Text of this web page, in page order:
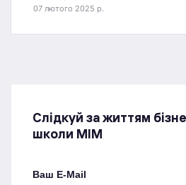
07 лютого 2025 р.
Слідкуй за життям
школи МІМ